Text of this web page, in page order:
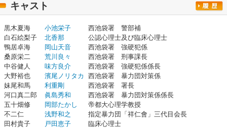
キャスト
黒木夏海 小池栄子
西池袋署 警部補
白石絵梨子
北香那
公認心理士及び臨床心理士
鴨居卓海
岡山天音
西池袋署 強硬犯係
桑原栄二
荒川良々
西池袋署 刑事課長
中谷健人
味方良介
西池袋署 強硬犯係係長
大野裕也
濱尾ノリタカ
西池袋署 暴力団対策係
妹尾和馬
利重剛
西池袋署 署長
河口真二郎
眞島秀和
西池袋署 暴力団対策係係長
五十畑修
岡部たかし
帝都大心理学教授
不二仁
浅野和之
指定暴力団「祥仁會」三代目会長
田村貴子
戸田恵子
臨床心理士